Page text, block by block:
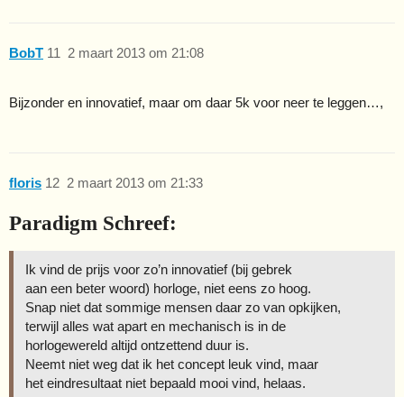
BobT 2 maart 2013 om 21:08
11
Bijzonder en innovatief, maar om daar 5k voor neer te leggen…,
floris 2 maart 2013 om 21:33
12
Paradigm Schreef:
Ik vind de prijs voor zo’n innovatief (bij gebrek
aan een beter woord) horloge, niet eens zo hoog.
Snap niet dat sommige mensen daar zo van opkijken,
terwijl alles wat apart en mechanisch is in de
horlogewereld altijd ontzettend duur is.
Neemt niet weg dat ik het concept leuk vind, maar
het eindresultaat niet bepaald mooi vind, helaas.